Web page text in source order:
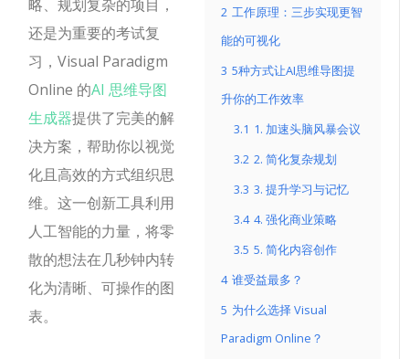
2 工作原理：三步实现更智
能的可视化
3 5种方式让AI思维导图提
升你的工作效率
3.1 1. 加速头脑风暴会议
3.2 2. 简化复杂规划
3.3 3. 提升学习与记忆
3.4 4. 强化商业策略
3.5 5. 简化内容创作
4 谁受益最多？
5 为什么选择 Visual
Paradigm Online？
略、规划复杂的项目，
还是为重要的考试复
习，Visual Paradigm
Online 的AI 思维导图
生成器提供了完美的解
决方案，帮助你以视觉
化且高效的方式组织思
维。这一创新工具利用
人工智能的力量，将零
散的想法在几秒钟内转
化为清晰、可操作的图
表。